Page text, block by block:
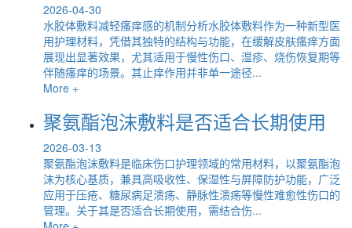
2026-04-30
水胶体敷料减轻瘙痒感的机制分析水胶体敷料作为一种新型医
用护理材料，凭借其独特的结构与功能，在缓解皮肤瘙痒方面
展现出显著效果，尤其适用于慢性伤口、湿疹、烧伤恢复期等
伴随瘙痒的场景。其止痒作用并非单一途径...
More +
聚氨酯泡沫敷料是否适合长期使用
2026-03-13
聚氨酯泡沫敷料是临床伤口护理领域的常用材料，以聚氨酯泡
沫为核心基质，兼具高吸收性、保湿性与屏障防护功能，广泛
应用于压疮、糖尿病足溃疡、静脉性溃疡等慢性难愈性伤口的
管理。关于其是否适合长期使用，需结合伤...